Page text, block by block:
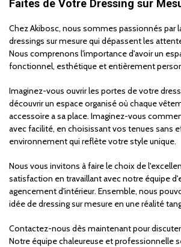
Faites de Votre Dressing sur
Chez Akibosc, nous sommes passionnés par
dressings sur mesure qui dépassent les
Nous comprenons l'importance d'avoir un
fonctionnel, esthétique et entièrement
Imaginez-vous ouvrir les portes de votre
découvrir un espace organisé où chaque
accessoire a sa place. Imaginez-vous
avec facilité, en choisissant vos tenues sans
environnement qui reflète votre style unique.
Nous vous invitons à faire le choix de
satisfaction en travaillant avec notre équipe
agencement d'intérieur. Ensemble, nous
idée de dressing sur mesure en une réalité
Contactez-nous dès maintenant pour
Notre équipe chaleureuse et professionnelle